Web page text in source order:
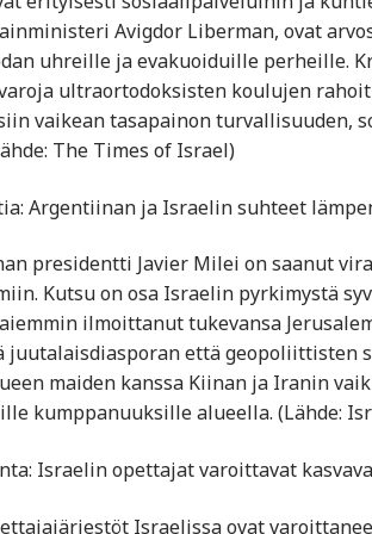
Avigdor Liberman, ovat
uhreille ja evakuoiduille perheille.
ultraortodoksisten koulujen
vaikean tasapainon
The Times of Israel)
Argentiinan ja Israelin suhteet
presidentti Javier Milei on saanut
Kutsu on osa Israelin pyrkimystä
ilmoittanut tukevansa
juutalaisdiasporan että geopoliittisten
maiden kanssa Kiinan ja Iranin
kumppanuuksille alueella. (Lähde:
Israelin opettajat varoittavat
Israelissa ovat